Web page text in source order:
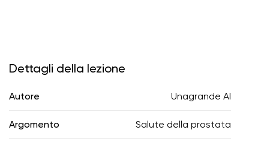
Dettagli della lezione
Autore Unagrande AI
Argomento Salute della prostata